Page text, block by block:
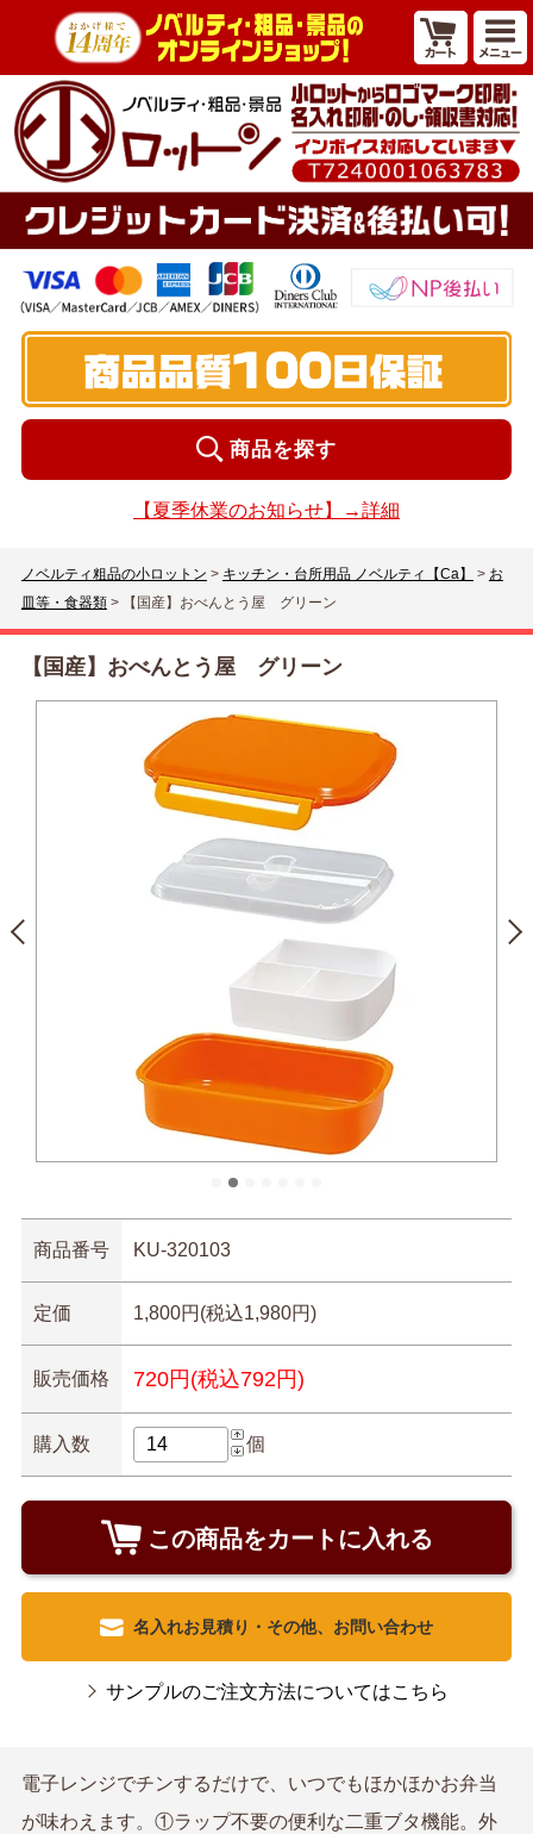
商品を探す
【夏季休業のお知らせ】→詳細
ノベルティ粗品の小ロットン > キッチン・台所用品 ノベルティ【Ca】 > お
皿等・食器類 > 【国産】おべんとう屋 グリーン
【国産】おべんとう屋 グリーン
商品番号 KU-320103
定価 1,800円(税込1,980円)
販売価格 720円(税込792円)
購入数 個
この商品をカートに入れる
名入れお見積り・その他、お問い合わせ
サンプルのご注文方法についてはこちら
電子レンジでチンするだけで、いつでもほかほかお弁当
が味わえます。①ラップ不要の便利な二重ブタ機能。外